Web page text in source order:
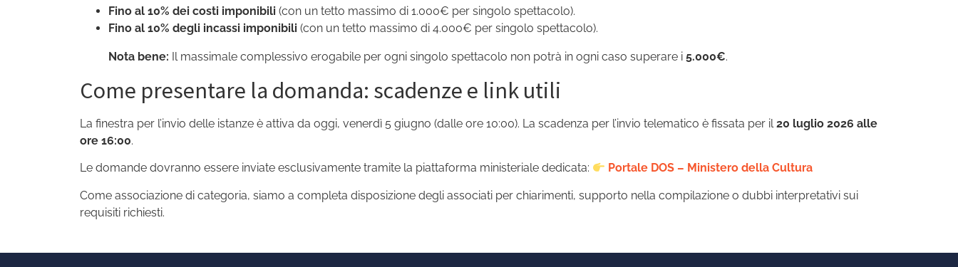
Fino al 10% dei costi imponibili (con un tetto massimo di 1.000€ per singolo spettacolo).
Fino al 10% degli incassi imponibili (con un tetto massimo di 4.000€ per singolo spettacolo).
Nota bene: Il massimale complessivo erogabile per ogni singolo spettacolo non potrà in ogni caso superare i 5.000€.
Come presentare la domanda: scadenze e link utili
La finestra per l’invio delle istanze è attiva da oggi, venerdì 5 giugno (dalle ore 10:00). La scadenza per l’invio telematico è fissata per il 20 luglio 2026 alle
ore 16:00.
Le domande dovranno essere inviate esclusivamente tramite la piattaforma ministeriale dedicata: Portale DOS – Ministero della Cultura
Come associazione di categoria, siamo a completa disposizione degli associati per chiarimenti, supporto nella compilazione o dubbi interpretativi sui
requisiti richiesti.